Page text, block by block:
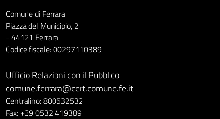
Comune di Ferrara
Piazza del Municipio, 2
- 44121 Ferrara
Codice fiscale: 00297110389
Ufficio Relazioni con il Pubblico
comune.ferrara@cert.comune.fe.it
Centralino: 800532532
Fax: +39 0532 419389